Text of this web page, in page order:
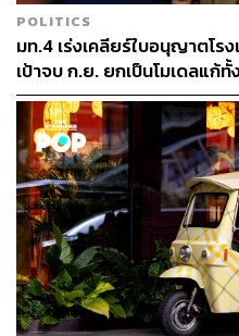
ดูรายละเอียดเพิ่มเติมได้ที่
Amantaka, Luang
POLITICS
มท.4 เร่งเคลียร์ใบอนุญาตโร
เป้าจบ ก.ย. ยกเป็นโมเดลแก้ทั้